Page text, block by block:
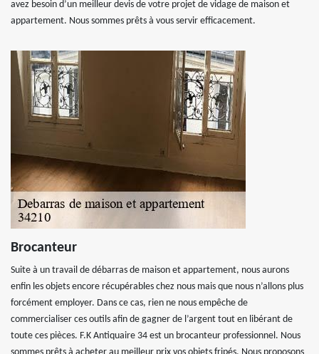
avez besoin d’un meilleur devis de votre projet de vidage de maison et
appartement. Nous sommes prêts à vous servir efficacement.
Brocanteur
Suite à un travail de débarras de maison et appartement, nous aurons
enfin les objets encore récupérables chez nous mais que nous n’allons plus
forcément employer. Dans ce cas, rien ne nous empêche de
commercialiser ces outils afin de gagner de l’argent tout en libérant de
toute ces pièces. F.K Antiquaire 34 est un brocanteur professionnel. Nous